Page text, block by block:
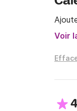
Voir